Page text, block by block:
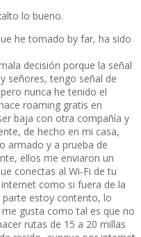
lo bueno.
he tomado by far, ha sido
decisión porque la señal
señores, tengo señal de
nunca he tenido el
roaming gratis en
baja con otra compañí­a y
de hecho en mi casa,
armado y a prueba de
ellos me enviaron un
conectas al Wi-Fi de tu
como si fuera de la
estoy contento, lo
gusta como tal es que no
rutas de 15 a 20 millas